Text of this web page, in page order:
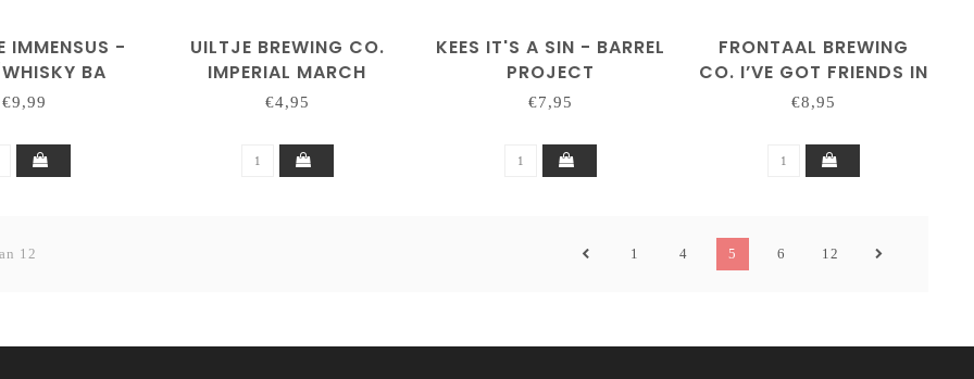
IMMENSUS -
BA
SERIES)
€9,99
UILTJE BREWING CO.
IMPERIAL MARCH
€4,95
KEES IT'S A SIN - BARREL
PROJECT
€7,95
FRONTAAL BREWING
CO. I’VE GOT FRIENDS IN
THE MUSIC BUSINESS
€8,95
12 1 4 5 6 12